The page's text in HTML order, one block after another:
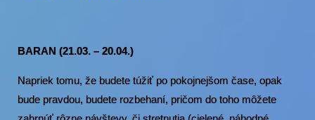
BARAN (21.03. – 20.04.)
Napriek tomu, že budete túžiť po pokojnejšom čase, opak
bude pravdou, budete rozbehaní, pričom do toho môžete